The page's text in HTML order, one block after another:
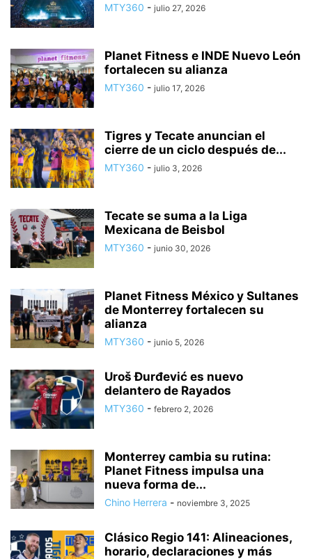
MTY360 - julio 27, 2026
Planet Fitness e INDE Nuevo León
fortalecen su alianza
MTY360 - julio 17, 2026
Tigres y Tecate anuncian el
cierre de un ciclo después de...
MTY360 - julio 3, 2026
Tecate se suma a la Liga
Mexicana de Beisbol
MTY360 - junio 30, 2026
Planet Fitness México y Sultanes
de Monterrey fortalecen su
alianza
MTY360 - junio 5, 2026
Uroš Đurđević es nuevo
delantero de Rayados
MTY360 - febrero 2, 2026
Monterrey cambia su rutina:
Planet Fitness impulsa una
nueva forma de...
Chino Herrera - noviembre 3, 2025
Clásico Regio 141: Alineaciones,
horario, declaraciones y más